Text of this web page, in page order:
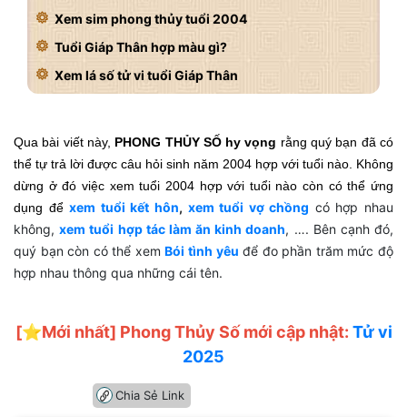
Xem sim phong thủy tuổi 2004
Tuổi Giáp Thân hợp màu gì?
Xem lá số tử vi tuổi Giáp Thân
Qua bài viết này, PHONG THỦY SỐ hy vọng rằng quý bạn đã có
thể tự trả lời được câu hỏi sinh năm 2004 hợp với tuổi nào. Không
dừng ở đó việc xem tuổi 2004 hợp với tuổi nào còn có thể ứng
dụng đểxem tuổi kết hôn, xem tuổi vợ chồng có hợp nhau
không,xem tuổi hợp tác làm ăn kinh doanh, …. Bên cạnh đó,
quý bạn còn có thể xemBói tình yêu để đo phần trăm mức độ
hợp nhau thông qua những cái tên.
[⭐️Mới nhất] Phong Thủy Số mới cập nhật: Tử vi
2025
Chia Sẻ Link